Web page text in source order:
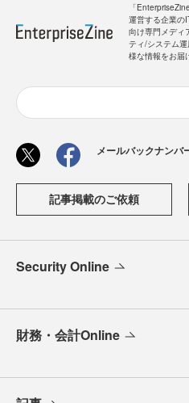
「
運営する企業の
向け専門メディ
ティ/システム
様な情報をお届
メールバックナンバ
記事掲載のご依頼
Security Online
財務・会計Online